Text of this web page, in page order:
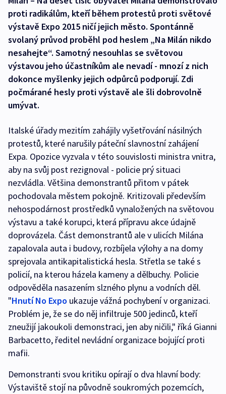
proti radikálům, kteří během protestů proti světové
výstavě Expo 2015 ničí jejich město. Spontánně
svolaný průvod proběhl pod heslem „Na Milán nikdo
nesahejte“. Samotný nesouhlas se světovou
výstavou jeho účastníkům ale nevadí - mnozí z nich
dokonce myšlenky jejich odpůrců podporují. Zdi
počmárané hesly proti výstavě ale šli dobrovolně
umývat.
Italské úřady mezitím zahájily vyšetřování násilných
protestů, které narušily páteční slavnostní zahájení
Expa. Opozice vyzvala v této souvislosti ministra vnitra,
aby na svůj post rezignoval - policie prý situaci
nezvládla. Většina demonstrantů přitom v pátek
pochodovala městem pokojně. Kritizovali především
nehospodárnost prostředků vynaložených na světovou
výstavu a také korupci, která přípravu akce údajně
doprovázela. Část demonstrantů ale v ulicích Milána
zapalovala auta i budovy, rozbíjela výlohy a na domy
sprejovala antikapitalistická hesla. Střetla se také s
policií, na kterou házela kameny a dělbuchy. Policie
odpověděla nasazením slzného plynu a vodních děl.
"Hnutí No Expo ukazuje vážná pochybení v organizaci.
Problém je, že se do něj infiltruje 500 jedinců, kteří
zneužijí jakoukoli demonstraci, jen aby ničili," říká Gianni
Barbacetto, ředitel nevládní organizace bojující proti
mafii.
Demonstranti svou kritiku opírají o dva hlavní body:
Výstaviště stojí na původně soukromých pozemcích,